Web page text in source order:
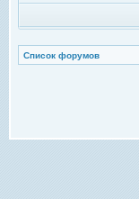
Список форумов